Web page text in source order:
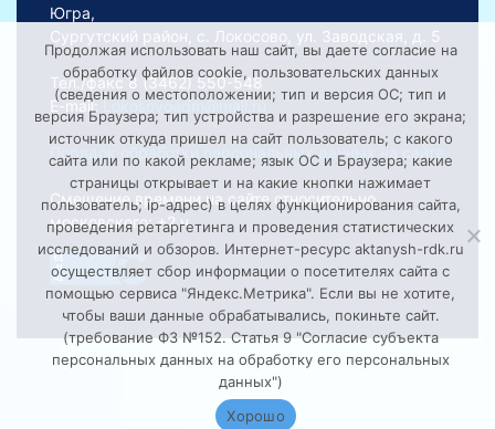
Югра,
Сургутский район, с. Локосово, ул. Заводская, д. 5
Тел./факс 8 (3462) 550-548
E-mail:Lokosovoadm@mail.ru
Порядок обработки персональных данных на сайте
Смещение времени на сайте относительно
московского: +2 ч.
Продолжая использовать наш сайт, вы даете согласие на
обработку файлов cookie, пользовательских данных
(сведения о местоположении; тип и версия ОС; тип и
версия Браузера; тип устройства и разрешение его экрана;
источник откуда пришел на сайт пользователь; с какого
сайта или по какой рекламе; язык ОС и Браузера; какие
страницы открывает и на какие кнопки нажимает
пользователь; ip-адрес) в целях функционирования сайта,
проведения ретаргетинга и проведения статистических
исследований и обзоров. Интернет-ресурс aktanysh-rdk.ru
осуществляет сбор информации о посетителях сайта с
помощью сервиса "Яндекс.Метрика". Если вы не хотите,
чтобы ваши данные обрабатывались, покиньте сайт.
(требование ФЗ №152. Статья 9 "Согласие субъекта
персональных данных на обработку его персональных
данных")
Хорошо